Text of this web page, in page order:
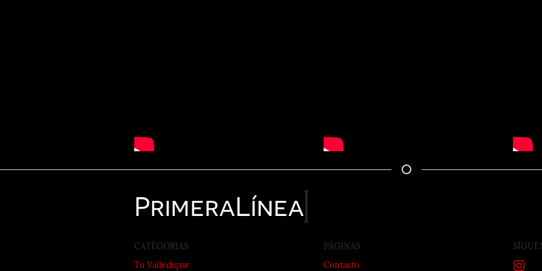
PrimeraLínea
CATEGORIAS
Tu Valledupar
PÁGINAS
Contacto